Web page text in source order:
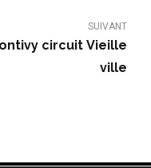
SUIVANT
circuit Vieille
ville